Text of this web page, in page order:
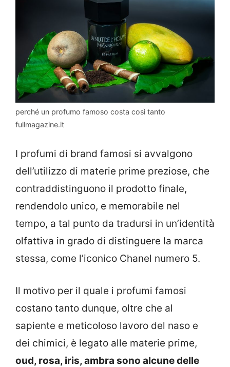
perché un profumo famoso costa così tanto
fullmagazine.it
I profumi di brand famosi si avvalgono
dell’utilizzo di materie prime preziose, che
contraddistinguono il prodotto finale,
rendendolo unico, e memorabile nel
tempo, a tal punto da tradursi in un’identità
olfattiva in grado di distinguere la marca
stessa, come l’iconico Chanel numero 5.
Il motivo per il quale i profumi famosi
costano tanto dunque, oltre che al
sapiente e meticoloso lavoro del naso e
dei chimici, è legato alle materie prime,
oud, rosa, iris, ambra sono alcune delle